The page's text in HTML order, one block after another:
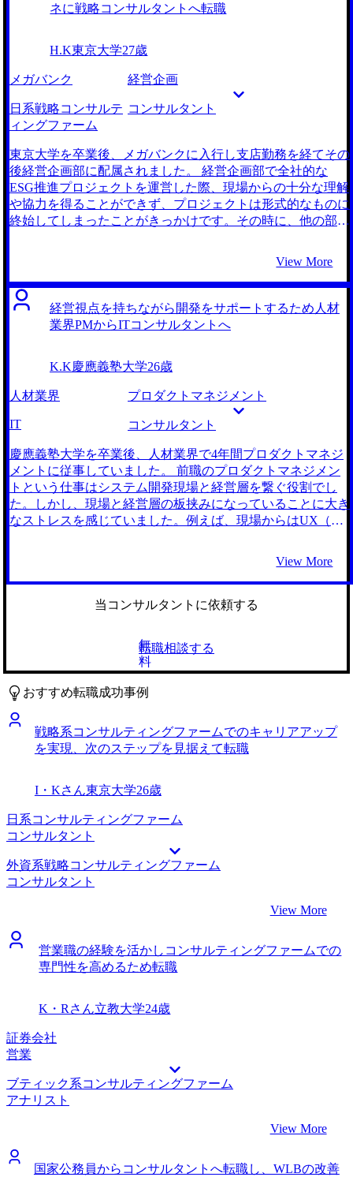
ネに戦略コンサルタントへ転職
H.K東京大学27歳
メガバンク 経営企画
日系戦略コンサルテ
ィングファーム
コンサルタント
東京大学を卒業後、メガバンクに入行し支店勤務を経てその
後経営企画部に配属されました。 経営企画部で全社的な
ESG推進プロジェクトを運営した際、現場からの十分な理解
や協力を得ることができず、プロジェクトは形式的なものに
終始してしまったことがきっかけです。その時に、他の部門
組み立てて進めていたことを思い出しました。自身もよりダ
イナミックに部門を超えて業務改革を推進できるビジネスパ
ーソンになりたいと強く感じるようになりました。 先ほど
述べた通り、自身の成長を求めてコンサルティングファーム
したが、コンサルタントなら様々な企業の内部に入り、業務
改革を推進する経験を積めるため、現在の環境よりもビジネ
スパーソンとして成長できるのではないかと考えました。
また、当初は現場で働くことを考え、総合系コンサルティン
グファームを志望していました。 MyVisionさんのみです。
担当の近藤さんが、初回面談の時から私のキャリアに真剣に
向き合って考えてくださっているように感じたからです。
私は、業務改革を推進するため総合系コンサルティングファ
ームを目指していましたが、私の経営企画の経験を活かすこ
とで戦略コンサルタントを目指すこともできるとのお話を頂
に推進力がなかったのではなくプロジェクトの計画が詰めき
れていなかったことや各ステークホルダーの立場を踏まえた
うえでの計画ができていなかったことにあるのではないかと
タントを目指したいと考えるようになりました。 面接対策
が特に充実していました。当初、コンサルティングファーム
特有のケース面接に苦手意識がありましたが、近藤さんとの
マンツーマンの模擬面接とフィードバックのおかげで面接本
番に意識するべきことを明確化することができました。ま
た、志望するファームの過去問をもとに練習できたので、本
番で出されたケース問題にも怖気づくことなく回答すること
ルタントに転職したいのか、なぜそのファームに入りたいの
かを自分でも納得できる形で言語化できました。そのおかげ
で、人物面接で自信を持って自分の経験を語ることができま
した。 所属部署が非常に多忙であったため、日常業務と転
職活動の両立に苦労しました。仕事の合間を縫って面接準備
やキャリアプランの見直しを行う中で、時間管理の難しさを
痛感しました。もっと早い段階で計画的に準備を進めること
転職前は年収750万円、転職後は年収850万円となりました。
View More
経営視点を持ちながら開発をサポートするため人材
業界PMからITコンサルタントへ
K.K慶應義塾大学26歳
人材業界 プロダクトマネジメント
IT コンサルタント
慶應義塾大学を卒業後、人材業界で4年間プロダクトマネジ
メントに従事していました。 前職のプロダクトマネジメン
トという仕事はシステム開発現場と経営層を繋ぐ役割でし
た。しかし、現場と経営層の板挟みになっていることに大き
なストレスを感じていました。例えば、現場からはUX（ユ
える形で示さない限りその施策を却下することが多かったの
です。 そのため、より自分から開発現場と経営層に働きか
けられるような立場から、両者の橋渡し役を担いたいと考え
者視点を持ちながら開発側にも納得がいくソリューションを
提案したいと考えたからです。両者を繋ぐという役割をより
強化した仕事がしたいと考え、インターネットで調べる中で
ITコンサルタントに興味を持ちました。 MyVisionさんのみ
です。 面談を担当してくださった近藤さんが非常に親身に
話を聞いてくださったからです。エージェントを活用するか
どうかすら決めていない状態でMyVisionさんとお話しするこ
とになったのですが、面談をした際に、近藤さんが私がなぜ
て丁寧に聞いてくださいました。そのため、MyVisionさんと
職が可能だろうと判断しました。 私が前職での実績をどの
ように言語化し、転職先の企業にどのようにアピールするか
について、共に考えてくださったことが非常に良かったで
す。 当初は、自分が具体的に何を成し遂げたのかを言語化
することに苦手意識があったのですが、近藤さんが1つずつ
って面接準備を進め、本番も話すことができました。
MyVisionさんにお願いしたことで、何度も面接練習を積めた
ことです。ケース面接を含めマンツーマンで面接対策を行っ
てくださったので、自分の話し方のクセやケースの改善点な
都度質問をすることもできたので、不安なく本番に臨むこと
ができました。 あえて申し上げるなら、最初はもう少し幅
広い職種を検討してもよかったのかもしれません。 転職前
は年収650万円、転職後は年収700万円となりました。
View More
当コンサルタントに依頼する
無
料
転職相談する
おすすめ転職成功事例
戦略系コンサルティングファームでのキャリアアップ
を実現、次のステップを見据えて転職
I・Kさん東京大学26歳
日系コンサルティングファーム
コンサルタント
外資系戦略コンサルティングファーム
コンサルタント
View More
営業職の経験を活かしコンサルティングファームでの
専門性を高めるため転職
K・Rさん立教大学24歳
証券会社
営業
ブティック系コンサルティングファーム
アナリスト
View More
国家公務員からコンサルタントへ転職し、WLBの改善